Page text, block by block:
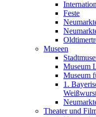
Feste
Museen
Museum
Museum
1.
Theater und